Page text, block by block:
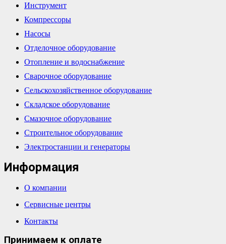
Инструмент
Компрессоры
Насосы
Отделочное оборудование
Отопление и водоснабжение
Сварочное оборудование
Сельскохозяйственное оборудование
Складское оборудование
Смазочное оборудование
Строительное оборудование
Электростанции и генераторы
Информация
О компании
Сервисные центры
Контакты
Принимаем к оплате